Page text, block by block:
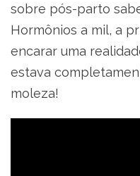
sobre pós-parto
Hormônios a mil, a
encarar uma
estava
moleza!